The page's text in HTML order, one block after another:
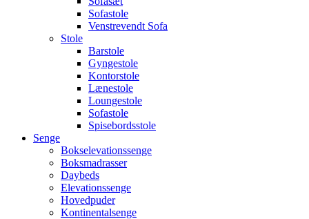
Sofastole
Venstrevendt Sofa
Stole
Barstole
Gyngestole
Kontorstole
Lænestole
Loungestole
Sofastole
Spisebordsstole
Senge
Bokselevationssenge
Boksmadrasser
Daybeds
Elevationssenge
Hovedpuder
Kontinentalsenge